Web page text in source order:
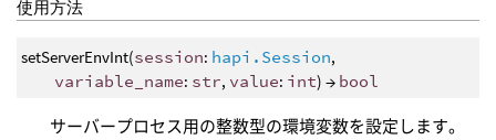
使用方法
setServerEnvInt(session: hapi.Session,
variable_name: str, value: int) → bool
サーバープロセス用の整数型の環境変数を設定します。